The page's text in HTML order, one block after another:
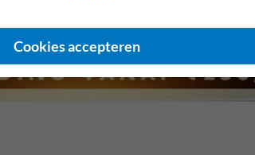
Cookies accepteren